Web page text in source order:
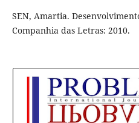
SEN, Amartia.
Companhia das Letras: 2010.